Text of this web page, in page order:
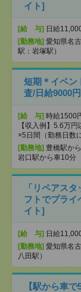
イト]
[給 与] 日給
[勤務地] 愛知県名
駅：岩塚駅）
短期＊イベン
査/日給9000
[給 与] 時給1500
【収入例】5.6万
×5日間（勤務日数
[勤務地] 豊橋駅か
岩口駅から車10分
「リペアス
フトでプラ
イト]
[給 与] 日給
[勤務地] 愛知県名
八田駅）
【駅から車